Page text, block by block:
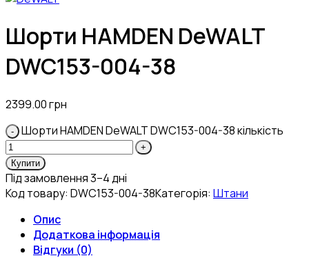
Шорти HAMDEN DeWALT
DWC153-004-38
2399.00грн
Шорти HAMDEN DeWALT DWC153-004-38 кількість
Купити
Під замовлення 3–4 дні
Код товару: DWC153-004-38Категорія: Штани
Опис
Додаткова інформація
Відгуки (0)